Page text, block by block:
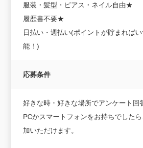
服装・髪型・ピアス・ネイル自由★
履歴書不要★
日払い・週払い(ポイントが貯まれば
能！)
応募条件
好きな時・好きな場所でアンケート回
PCかスマートフォンをお持ちでした
加いただけます。